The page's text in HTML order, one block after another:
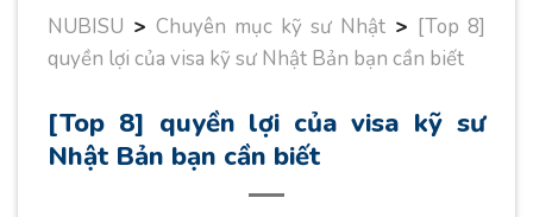
NUBISU >Chuyên mục kỹ sư Nhật> [Top 8]
quyền lợi của visa kỹ sư Nhật Bản bạn cần biết
[Top 8] quyền lợi của visa kỹ sư
Nhật Bản bạn cần biết